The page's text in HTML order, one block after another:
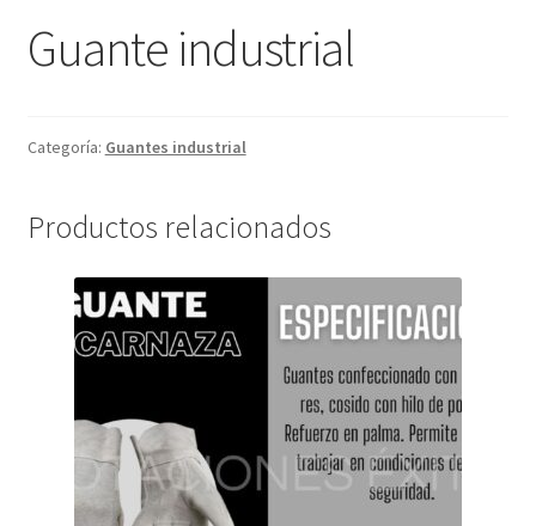
Guante industrial
Categoría: Guantes industrial
Productos relacionados